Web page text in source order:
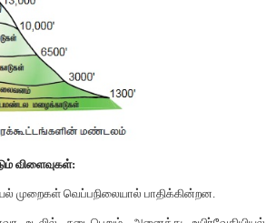
நீரின் வெப்பமான மேல் அடுக்கு